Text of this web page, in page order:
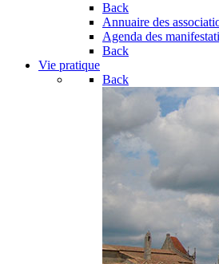
Back
Annuaire des
Agenda des
Back
Vie pratique
Back